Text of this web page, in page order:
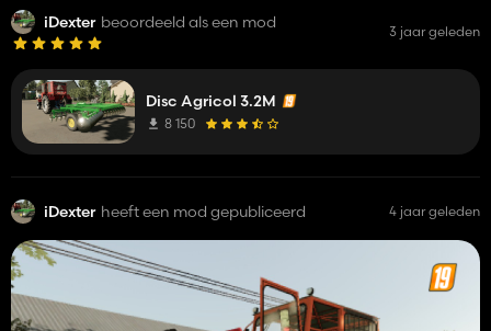
iDexter beoordeeld als een mod 3 jaar geleden
Disc Agricol 3.2M
8 150
iDexter heeft een mod gepubliceerd 4 jaar geleden